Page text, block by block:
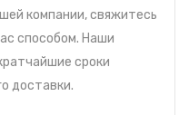
компании, свяжитесь
способом. Наши
сроки
доставки.